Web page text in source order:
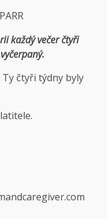
každý večer čtyři
Ty čtyři týdny byly